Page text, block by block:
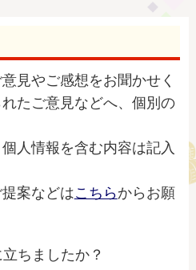
見やご感想をお聞かせく
たご意見などへ、個別の
人情報を含む内容は記入
案などはこちらからお願
ちましたか？